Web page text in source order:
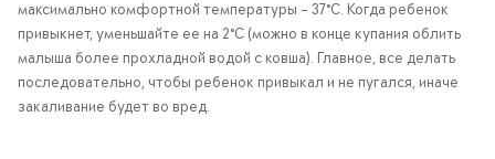
максимально комфортной температуры – 37°С. Когда ребенок
привыкнет, уменьшайте ее на 2°С (можно в конце купания облить
малыша более прохладной водой с ковша). Главное, все делать
последовательно, чтобы ребенок привыкал и не пугался, иначе
закаливание будет во вред.